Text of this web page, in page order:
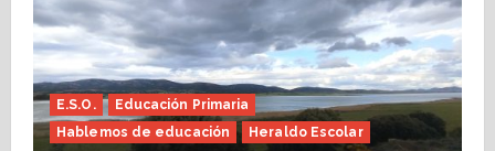
E.S.O.
Educación Primaria
Hablemos de educación
Heraldo Escolar